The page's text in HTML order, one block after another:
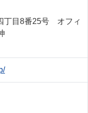
丁目8番25号 オフィ